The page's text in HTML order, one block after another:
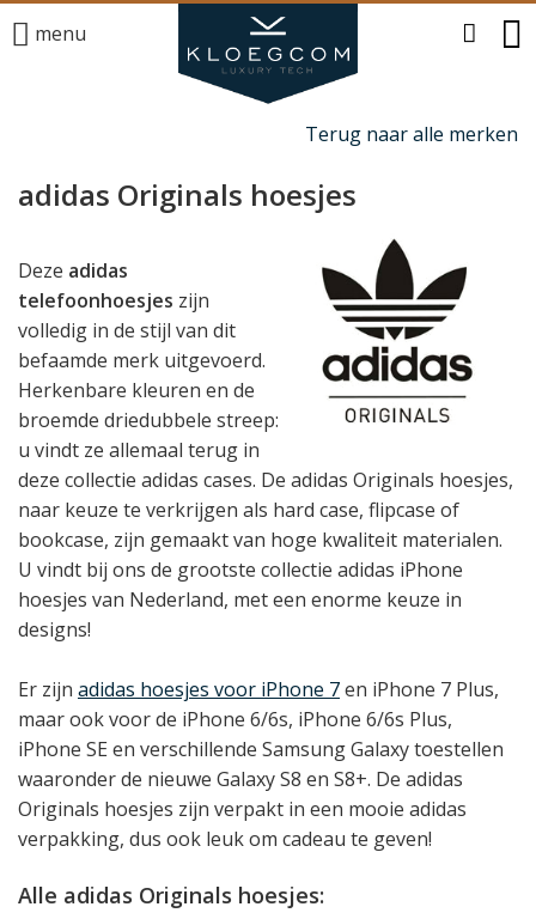
menu
Terug naar alle merken
adidas Originals hoesjes
Deze adidas
telefoonhoesjes zijn
volledig in de stijl van dit
befaamde merk uitgevoerd.
Herkenbare kleuren en de
broemde driedubbele streep:
u vindt ze allemaal terug in
deze collectie adidas cases. De adidas Originals hoesjes,
naar keuze te verkrijgen als hard case, flipcase of
bookcase, zijn gemaakt van hoge kwaliteit materialen.
U vindt bij ons de grootste collectie adidas iPhone
hoesjes van Nederland, met een enorme keuze in
designs!
Er zijn adidas hoesjes voor iPhone 7en iPhone 7 Plus,
maar ook voor de iPhone 6/6s, iPhone 6/6s Plus,
iPhone SE en verschillende Samsung Galaxy toestellen
waaronder de nieuwe Galaxy S8 en S8+. De adidas
Originals hoesjes zijn verpakt in een mooie adidas
verpakking, dus ook leuk om cadeau te geven!
Alle adidas Originals hoesjes: